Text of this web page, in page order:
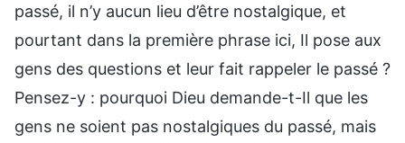
passé, il n’y aucun lieu d’être nostalgique, et
pourtant dans la première phrase ici, Il pose aux
gens des questions et leur fait rappeler le passé ?
Pensez-y : pourquoi Dieu demande-t-Il que les
gens ne soient pas nostalgiques du passé, mais